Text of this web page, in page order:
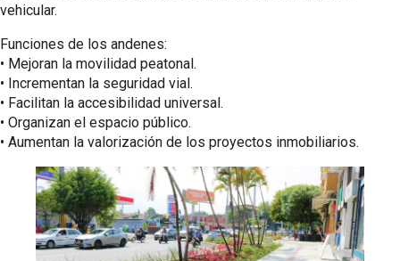
vehicular.
Funciones de los andenes:
•⁠ ⁠Mejoran la movilidad peatonal.
•⁠ ⁠Incrementan la seguridad vial.
•⁠ ⁠Facilitan la accesibilidad universal.
•⁠ ⁠Organizan el espacio público.
•⁠ ⁠Aumentan la valorización de los proyectos inmobiliarios.